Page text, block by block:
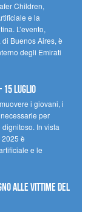
Children,
e la
L’evento,
Buenos Aires, è
degli Emirati
15 luglio
i giovani, i
per
In vista
è
e le
alle vittime del